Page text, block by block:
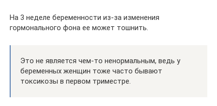
На 3 неделе беременности из-за изменения
гормонального фона ее может тошнить.
Это не является чем-то ненормальным, ведь у
беременных женщин тоже часто бывают
токсикозы в первом триместре.